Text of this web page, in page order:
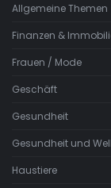
Allgemeine Themen
Finanzen &
Frauen / Mode
Geschäft
Gesundheit
Gesundheit und
Haustiere